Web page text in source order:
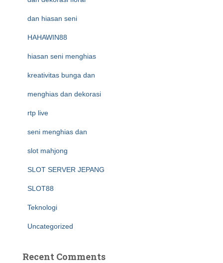
dan hiasan seni
HAHAWIN88
hiasan seni menghias
kreativitas bunga dan
menghias dan dekorasi
rtp live
seni menghias dan
slot mahjong
SLOT SERVER JEPANG
SLOT88
Teknologi
Uncategorized
Recent Comments